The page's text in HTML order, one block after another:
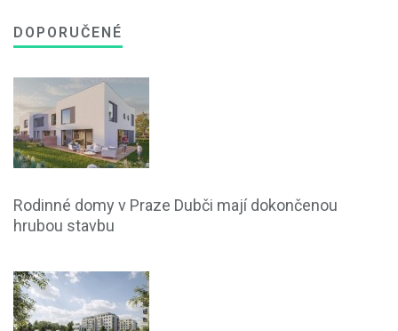
DOPORUČENÉ
Rodinné domy v Praze Dubči mají dokončenou
hrubou stavbu